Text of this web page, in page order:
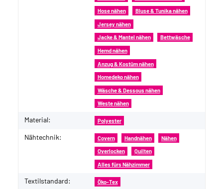
Hose nähen Bluse & Tunika nähen
Jersey nähen
Jacke & Mantel nähen Bettwäsche
Hemd nähen
Anzug & Kostüm nähen
Homedeko nähen
Wäsche & Dessous nähen
Weste nähen
Material: Polyester
Nähtechnik: Covern Handnähen Nähen
Overlocken Quilten
Alles fürs Nähzimmer
Textilstandard: Öko-Tex